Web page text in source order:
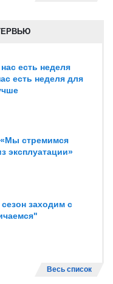
есть неделя
есть неделя для
стремимся
эксплуатации»
заходим с
Весь список